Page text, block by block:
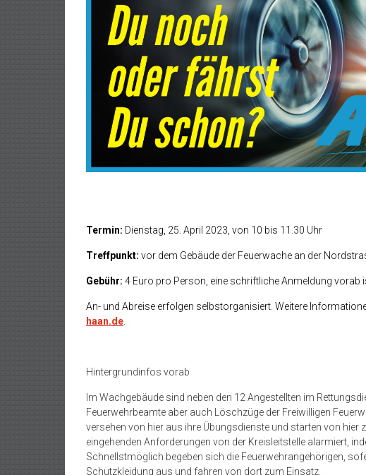
Termin: Dienstag, 25. April 2023, von 10 bis 11.30 Uhr
Treffpunkt: vor dem Gebäude der Feuerwache an der
Gebühr: 4 Euro pro Person, eine schriftliche Anmeldung vorab
An- und Abreise erfolgen selbstorganisiert. Weitere
haan.de.
Hintergrundinfos vorab
Im Wachgebäude sind neben den 12 Angestellten im
Feuerwehrbeamte aber auch Löschzüge der Freiwilligen
versehen von hier aus ihre Übungsdienste und starten von hier
eingehenden Anforderungen von der Kreisleitstelle alarmiert,
Schnellstmöglich begeben sich die Feuerwehrangehörigen,
Schutzkleidung aus und fahren von dort zum Einsatz.